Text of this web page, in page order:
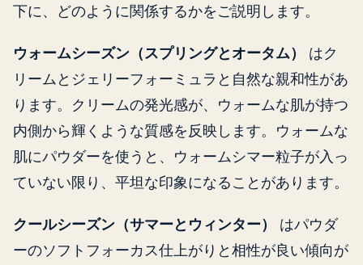
下に、どのように関係するかをご説明します。
ウォームシーズン（スプリングとオータム）
はク
リームとジェリーフォーミュラと自然な親和性があ
ります。クリームの発光感が、ウォームな肌が持つ
内側から輝くような質感を反映します。ウォームな
肌にパウダーを使うと、ウォームシマー粒子が入っ
ていない限り、平坦な印象になることがあります。
クールシーズン（サマーとウィンター）
はパウダ
ーのソフトフォーカス仕上がりと相性が良い傾向が